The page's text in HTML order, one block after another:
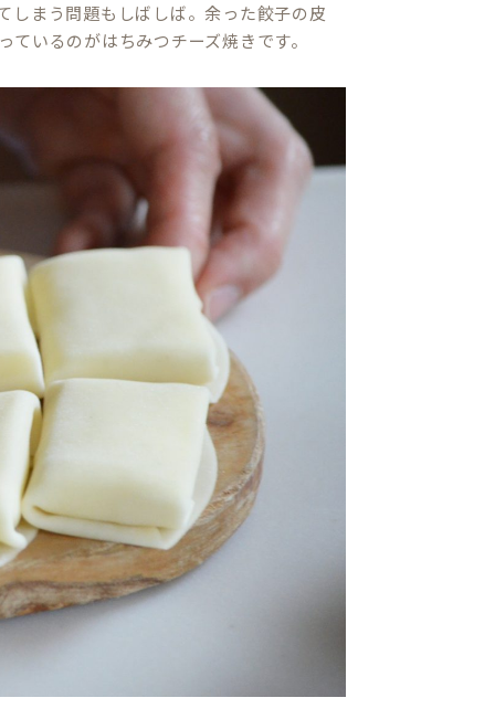
しまう問題もしばしば。余った餃子の皮
いるのがはちみつチーズ焼きです。